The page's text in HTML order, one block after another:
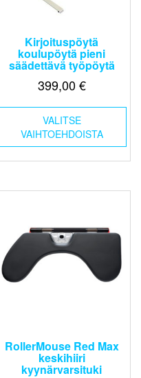
Kirjoituspöytä
koulupöytä pieni
säädettävä työpöytä
399,00€
VALITSE
VAIHTOEHDOISTA
RollerMouse Red Max
keskihiiri
kyynärvarsituki